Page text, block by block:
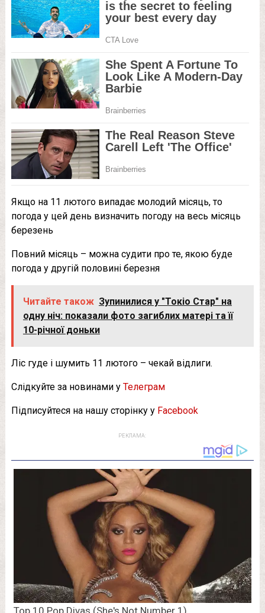
Якщо на 11 лютого випадає молодий місяць, то
погода у цей день визначить погоду на весь місяць
березень
Повний місяць – можна судити про те, якою буде
погода у другій половині березня
Читайте також Зупинилися у "Токіо Стар" на
одну ніч: показали фото загиблих матері та її
10-річної доньки
Ліс гуде і шумить 11 лютого – чекай відлиги.
Слідкуйте за новинами у Телеграм
Підписуйтеся на нашу сторінку у Facebook
РЕКЛАМА: